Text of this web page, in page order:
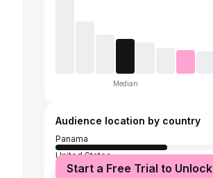
Median
Audience location by country
Panama
United States
Portugal
Start a Free Trial to Unlock